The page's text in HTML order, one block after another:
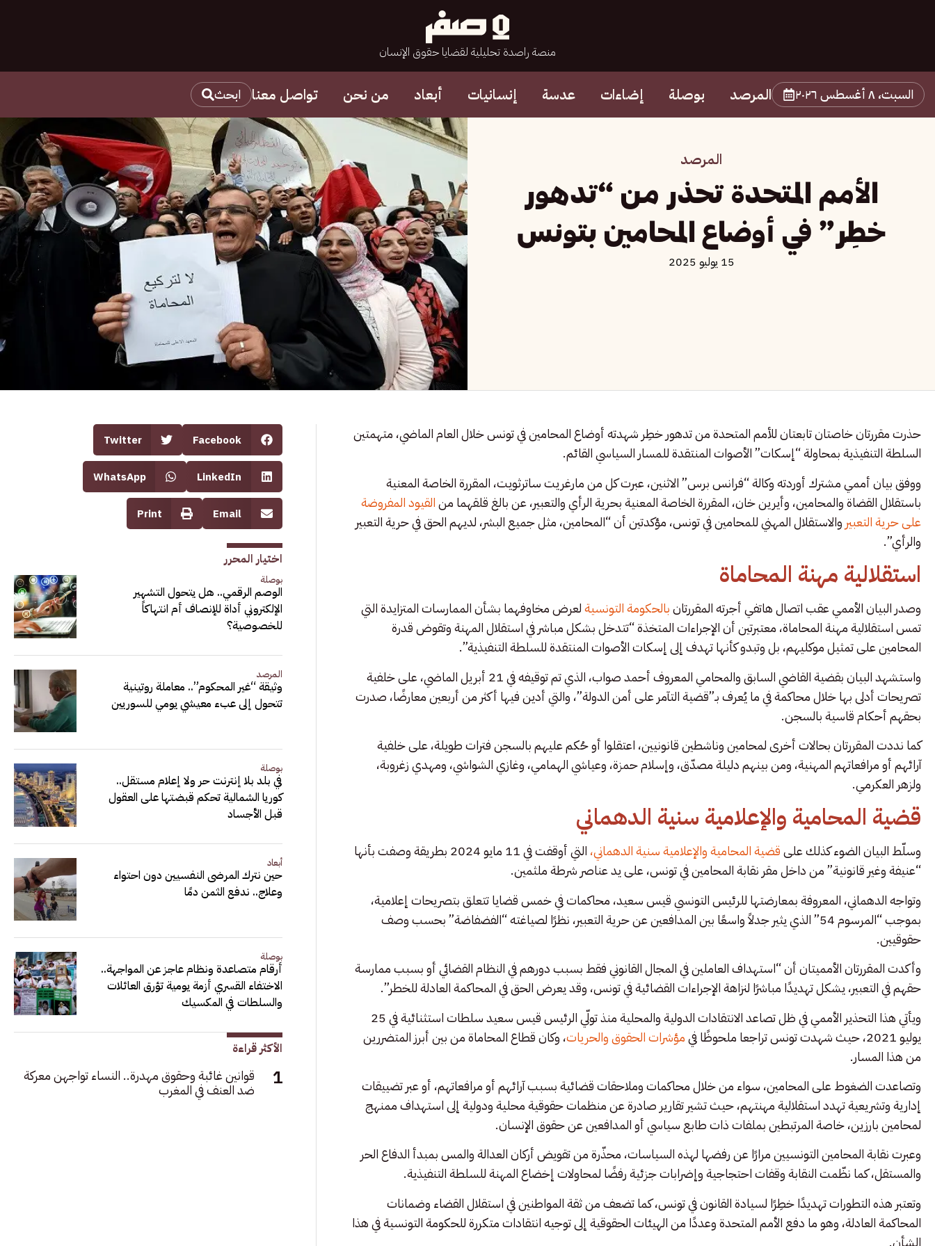
منصة راصدة تحليلية لقضايا حقوق الإنسان
السبت، ٨ أغسطس ٢٠٢٦ المرصد بوصلة إضاءات عدسة إنسانيات أبعاد من نحن تواصل معنا ابحث
المرصد
الأمم المتحدة تحذر من “تدهور
خطِر” في أوضاع المحامين بتونس
15 يوليو 2025
حذرت مقررتان خاصتان تابعتان للأمم المتحدة من تدهور خطِر شهدته أوضاع المحامين في تونس خلال العام الماضي، متهمتين
السلطة التنفيذية بمحاولة “إسكات” الأصوات المنتقدة للمسار السياسي القائم.
ووفق بيان أممي مشترك أوردته وكالة “فرانس برس” الاثنين، عبرت كل من مارغريت ساترثويت، المقررة الخاصة المعنية
باستقلال القضاة والمحامين، وأيرين خان، المقررة الخاصة المعنية بحرية الرأي والتعبير، عن بالغ قلقهما منالقيود المفروضة
على حرية التعبير والاستقلال المهني للمحامين في تونس، مؤكدتين أن “المحامين، مثل جميع البشر، لديهم الحق في حرية التعبير
والرأي”.
استقلالية مهنة المحاماة
وصدر البيان الأممي عقب اتصال هاتفي أجرته المقررتانبالحكومة التونسيةلعرض مخاوفهما بشأن الممارسات المتزايدة التي
تمس استقلالية مهنة المحاماة، معتبرتين أن الإجراءات المتخذة “تتدخل بشكل مباشر في استقلال المهنة وتقوض قدرة
المحامين على تمثيل موكليهم، بل وتبدو كأنها تهدف إلى إسكات الأصوات المنتقدة للسلطة التنفيذية”.
واستشهد البيان بقضية القاضي السابق والمحامي المعروف أحمد صواب، الذي تم توقيفه في 21 أبريل الماضي، على خلفية
تصريحات أدلى بها خلال محاكمة في ما يُعرف بـ”قضية التآمر على أمن الدولة”، والتي أدين فيها أكثر من أربعين معارضًا، صدرت
بحقهم أحكام قاسية بالسجن.
كما نددت المقررتان بحالات أخرى لمحامين وناشطين قانونيين، اعتقلوا أو حُكم عليهم بالسجن فترات طويلة، على خلفية
آرائهم أو مرافعاتهم المهنية، ومن بينهم دليلة مصدّق، وإسلام حمزة، وعياشي الهمامي، وغازي الشواشي، ومهدي زغروبة،
ولزهر العكرمي.
قضية المحامية والإعلامية سنية الدهماني
وسلّط البيان الضوء كذلك علىقضية المحامية والإعلامية سنية الدهماني،
التي أوقفت في 11 مايو 2024 بطريقة وصفت بأنها
“عنيفة وغير قانونية” من داخل مقر نقابة المحامين في تونس، على يد عناصر شرطة ملثمين.
وتواجه الدهماني، المعروفة بمعارضتها للرئيس التونسي قيس سعيد، محاكمات في خمس قضايا تتعلق بتصريحات إعلامية،
بموجب “المرسوم 54” الذي يثير جدلاً واسعًا بين المدافعين عن حرية التعبير، نظرًا لصياغته “الفضفاضة” بحسب وصف
حقوقيين.
وأكدت المقررتان الأمميتان أن “استهداف العاملين في المجال القانوني فقط بسبب دورهم في النظام القضائي أو بسبب ممارسة
حقهم في التعبير، يشكل تهديدًا مباشرًا لنزاهة الإجراءات القضائية في تونس، وقد يعرض الحق في المحاكمة العادلة للخطر”.
ويأتي هذا التحذير الأممي في ظل تصاعد الانتقادات الدولية والمحلية منذ تولّي الرئيس قيس سعيد سلطات استثنائية في 25
يوليو 2021، حيث شهدت تونس تراجعا ملحوظًا في
مؤشرات الحقوق والحريات، وكان قطاع المحاماة من بين أبرز المتضررين
من هذا المسار.
وتصاعدت الضغوط على المحامين، سواء من خلال محاكمات وملاحقات قضائية بسبب آرائهم أو مرافعاتهم، أو عبر تضييقات
إدارية وتشريعية تهدد استقلالية مهنتهم، حيث تشير تقارير صادرة عن منظمات حقوقية محلية ودولية إلى استهداف ممنهج
لمحامين بارزين، خاصة المرتبطين بملفات ذات طابع سياسي أو المدافعين عن حقوق الإنسان.
وعبرت نقابة المحامين التونسيين مرارًا عن رفضها لهذه السياسات، محذّرة من تقويض أركان العدالة والمس بمبدأ الدفاع الحر
والمستقل، كما نظّمت النقابة وقفات احتجاجية وإضرابات جزئية رفضًا لمحاولات إخضاع المهنة للسلطة التنفيذية.
وتعتبر هذه التطورات تهديدًا خطِرًا لسيادة القانون في تونس، كما تضعف من ثقة المواطنين في استقلال القضاء وضمانات
المحاكمة العادلة، وهو ما دفع الأمم المتحدة وعددًا من الهيئات الحقوقية إلى توجيه انتقادات متكررة للحكومة التونسية في هذا
الشأن.
Facebook
Twitter
LinkedIn
WhatsApp
Email
Print
اختيار المحرر
بوصلة
الوصم الرقمي.. هل يتحول التشهير
الإلكتروني أداة للإنصاف أم انتهاكاً
للخصوصية؟
المرصد
وثيقة “غير المحكوم”.. معاملة روتينية
تتحول إلى عبء معيشي يومي للسوريين
بوصلة
في بلد بلا إنترنت حر ولا إعلام مستقل..
كوريا الشمالية تحكم قبضتها على العقول
قبل الأجساد
أبعاد
حين نترك المرضى النفسيين دون احتواء
وعلاج.. ندفع الثمن دمًا
بوصلة
أرقام متصاعدة ونظام عاجز عن المواجهة..
الاختفاء القسري أزمة يومية تؤرق العائلات
والسلطات في المكسيك
الأكثر قراءة
قوانين غائبة وحقوق مهدرة.. النساء تواجهن معركة
ضد العنف في المغرب